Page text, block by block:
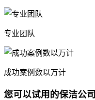
专业团队
成功案例数以万计
您可以试用的保洁公司